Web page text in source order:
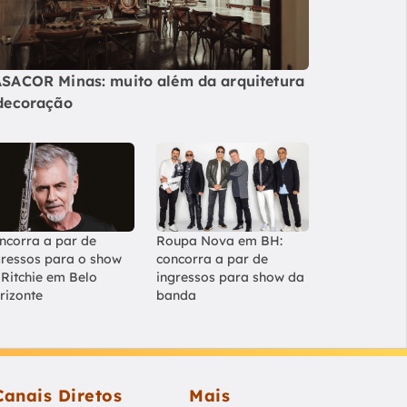
Minas: muito além da arquitetura
a par de
para o show
em Belo
Roupa Nova em BH:
concorra a par de
ingressos para show da
banda
Diretos Mais